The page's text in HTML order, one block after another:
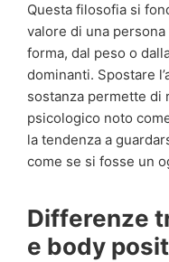
Questa filosofia si
valore di una
forma, dal peso o
dominanti. Spostare
sostanza permette di
psicologico noto
la tendenza a
come se si fosse un
Differenze
e body